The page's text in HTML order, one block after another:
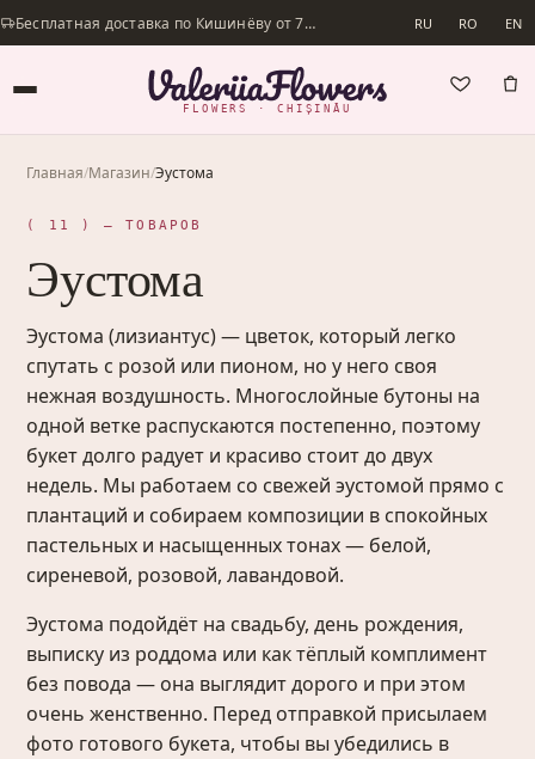
Бесплатная доставка по Кишинёву от 700 lei · Доставим в день заказа RU RO EN
FLOWERS · CHIȘINĂU
Главная/Магазин/Эустома
( 11 ) — ТОВАРОВ
Эустома
Эустома (лизиантус) — цветок, который легко
спутать с розой или пионом, но у него своя
нежная воздушность. Многослойные бутоны на
одной ветке распускаются постепенно, поэтому
букет долго радует и красиво стоит до двух
недель. Мы работаем со свежей эустомой прямо с
плантаций и собираем композиции в спокойных
пастельных и насыщенных тонах — белой,
сиреневой, розовой, лавандовой.
Эустома подойдёт на свадьбу, день рождения,
выписку из роддома или как тёплый комплимент
без повода — она выглядит дорого и при этом
очень женственно. Перед отправкой присылаем
фото готового букета, чтобы вы убедились в